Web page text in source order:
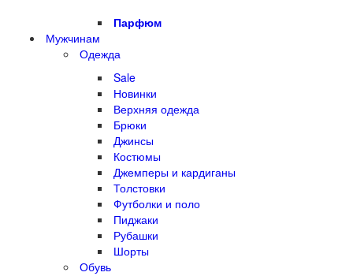
Парфюм
Мужчинам
Одежда
Sale
Новинки
Верхняя одежда
Брюки
Джинсы
Костюмы
Джемперы и кардиганы
Толстовки
Футболки и поло
Пиджаки
Рубашки
Шорты
Обувь